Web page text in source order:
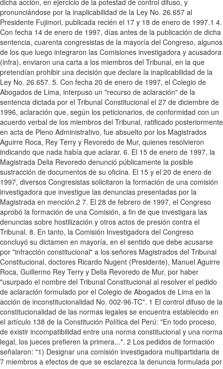
dicha acción, en ejercicio de la potestad de control difuso, y
pronunciándose por la inaplicabilidad de la Ley No. 26.657 al
Presidente Fujimori, publicada recién el 17 y 18 de enero de 1997.1 4.
Con fecha 14 de enero de 1997, días antes de la publicación de dicha
sentencia, cuarenta congresistas de la mayoría del Congreso, algunos
de los que luego integraron las Comisiones investigadora y acusadora
(infra), enviaron una carta a los miembros del Tribunal, en la que
pretendían prohibir una decisión que declare la inaplicabilidad de la
Ley No. 26.657. 5. Con fecha 20 de enero de 1997, el Colegio de
Abogados de Lima, interpuso un "recurso de aclaración" de la
sentencia dictada por el Tribunal Constitucional el 27 de diciembre de
1996, aclaración que, según los peticionarios, de conformidad con un
acuerdo verbal de los miembros del Tribunal, ratificado posteriormente
en acta de Pleno Administrativo, fue absuelto por los Magistrados
Aguirre Roca, Rey Terry y Revoredo de Mur, quienes resolvieron
indicando que nada había que aclarar. 6. El 15 de enero de 1997, la
Magistrada Delia Revoredo denunció públicamente la posible
sustracción de documentos de su oficina. El 15 y el 20 de enero de
1997, diversos Congresistas solicitaron la formación de una comisión
investigadora que investigue las denuncias presentadas por la
Magistrada en mención.2 7. El 28 de febrero de 1997, el Congreso
aprobó la formación de una Comisión, a fin de que investigara las
denuncias sobre hostilización y otros actos de presión contra el
Tribunal. 8. En tanto, la Comisión Investigadora del Congreso
concluyó su dictamen en mayoría, en el sentido que debe acusarse
por "infracción constitucional" a los señores Magistrados del Tribunal
Constitucional, doctores Ricardo Nugent (Presidente), Manuel Aguirre
Roca, Guillermo Rey Terry y Delia Revoredo de Mur, por haber
"usurpado el nombre del Tribunal Constitucional al resolver el pedido
de aclaración formulado por el Colegio de Abogados de Lima en la
acción de inconstitucionalidad No. 002-96-TC". 1 El control difuso de la
constitucionalidad de las normas legales se encuentra establecido en
el artículo 138 de la Constitución Política del Perú: "En todo proceso,
de existir incompatibilidad entre una norma constitucional y una norma
legal, los jueces prefieren la primera...". 2 Los pedidos de formación
señalaron: "1) Designar una comisión investigadora multipartidaria de
7 miembros a efectos de que se esclarezca la denuncia formulada por